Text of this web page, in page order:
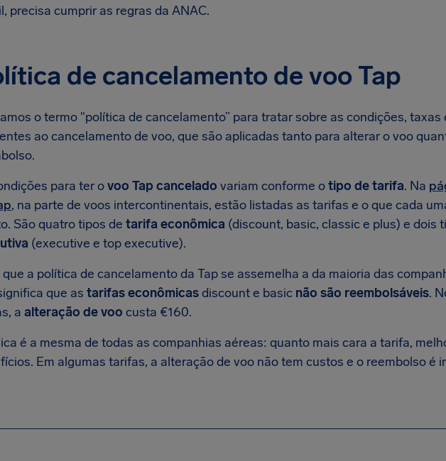
precisa cumprir as regras da ANAC.
de cancelamento de voo Tap
o termo "política de cancelamento” para tratar sobre as condições, taxas
ao cancelamento de voo, que são aplicadas tanto para alterar o voo
para ter ovoo Tap cancelado variam conforme otipo de tarifa. Na
, na parte de voos intercontinentais, estão listadas as tarifas e o que cada
São quatro tipos de tarifa econômica (discount, basic, classic e plus) e dois
(executive e top executive).
a política de cancelamento da Tap se assemelha a da maioria das
que as tarifas econômicasdiscount e basic não são reembolsáveis.
a alteração de voo custa €160.
é a mesma de todas as companhias aéreas: quanto mais cara a tarifa,
Em algumas tarifas, a alteração de voo não tem custos e o reembolso é